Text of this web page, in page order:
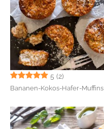
5 (2)
Bananen-Kokos-Hafer-Muffins